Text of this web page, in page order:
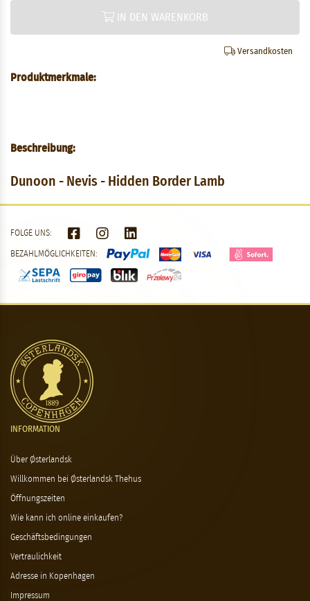
IN DEN WARENKORB
Versandkosten
Produktmerkmale:
Beschreibung:
Dunoon - Nevis - Hidden Border Lamb
FOLGE UNS:
BEZAHLMÖGLICHKEITEN:
INFORMATION
Über Østerlandsk
Willkommen bei Østerlandsk Thehus
Öffnungszeiten
Wie kann ich online einkaufen?
Geschäftsbedingungen
Vertraulichkeit
Adresse in Kopenhagen
Impressum